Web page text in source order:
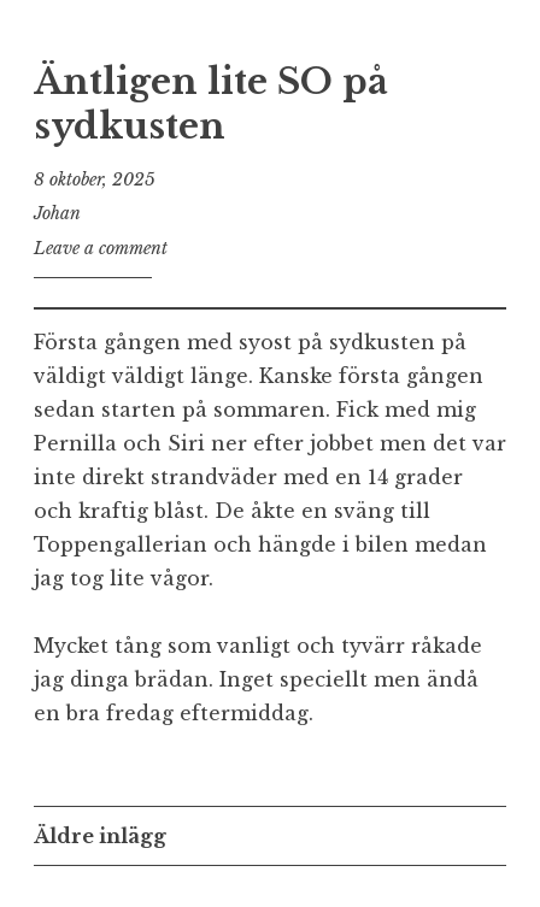
Äntligen lite SO på
sydkusten
8 oktober, 2025
Johan
Leave a comment
Första gången med syost på sydkusten på
väldigt väldigt länge. Kanske första gången
sedan starten på sommaren. Fick med mig
Pernilla och Siri ner efter jobbet men det var
inte direkt strandväder med en 14 grader
och kraftig blåst. De åkte en sväng till
Toppengallerian och hängde i bilen medan
jag tog lite vågor.
Mycket tång som vanligt och tyvärr råkade
jag dinga brädan. Inget speciellt men ändå
en bra fredag eftermiddag.
Inläggsnavigering
Äldre inlägg